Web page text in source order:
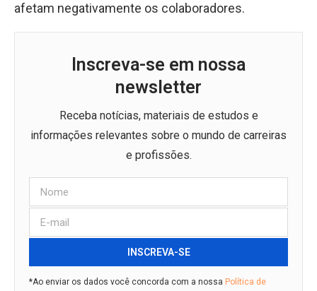
afetam negativamente os colaboradores.
Inscreva-se em nossa
newsletter
Receba notícias, materiais de estudos e
informações relevantes sobre o mundo de carreiras
e profissões.
INSCREVA-SE
*Ao enviar os dados você concorda com a nossa Política de